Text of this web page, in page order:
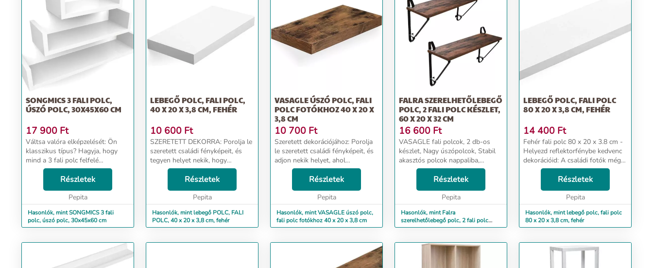
SONGMICS 3 FALI POLC,
ÚSZÓ POLC, 30X45X60 CM
17 900 Ft
Váltsa valóra elképzelését: Ön
klasszikus típus? Hagyja, hogy
mind a 3 fali polc felfelé
lebegjen. Szeret kreatív
lenni? Engedje szabadjára
fantáziáját úgy, hogy felfelé és
fejjel lefelé, egyedi és ...
Részletek
Pepita
Hasonlók, mint SONGMICS 3 fali
polc, úszó polc, 30x45x60 cm
LEBEGŐ POLC, FALI POLC,
40 X 20 X 3,8 CM, FEHÉR
10 600 Ft
SZERETETT DEKORRA: Porolja le
szeretett családi fényképeit, és
tegyen helyet nekik, hogy
ragyogjanak ezen az úszó fali
polcon. 40 cm hosszúságban és
10-15 kg-ig is képes tárolni
kedvenc könyveit, de...
Részletek
Pepita
Hasonlók, mint lebegő POLC, FALI
POLC, 40 x 20 x 3,8 cm, fehér
VASAGLE ÚSZÓ POLC, FALI
POLC FOTÓKHOZ 40 X 20 X
3,8 CM
10 700 Ft
Szeretett dekorációjához: Porolja
le szeretett családi fényképeit, és
adjon nekik helyet, ahol
ragyoghatnak ezen az úszó fali
polcon. 40 cm hosszúságban és
akár 10-15 kg megtartására is
Részletek
Pepita
Hasonlók, mint VASAGLE úszó polc,
fali polc fotókhoz 40 x 20 x 3,8 cm
FALRA SZERELHETŐLEBEGŐ
POLC, 2 FALI POLC KÉSZLET,
60 X 20 X 32 CM
16 600 Ft
VASAGLE fali polcok, 2 db-os
készlet, Nagy úszópolcok, Stabil
akasztós polcok nappaliba,
hálószobába, előszobába, 60 x 20
x 33 cm, ipari stílus, rusztikus
barna és fekete - Szín: rusztikus
Részletek
Pepita
Hasonlók, mint Falra
szerelhetőlebegő polc, 2 fali polc
készlet, 60 x 20 x 32 cm
LEBEGŐ POLC, FALI POLC
80 X 20 X 3,8 CM, FEHÉR
14 400 Ft
Fehér fali polc 80 x 20 x 3.8 cm -
Helyezd reflektorfénybe kedvenc
dekorációid: A családi fotók még
mindig a fiók legmélyén
szunnyadnak? Ideje előbányászni
őket, hogy tiszteletbeli helyet
Részletek
Pepita
Hasonlók, mint lebegő polc, fali polc
80 x 20 x 3,8 cm, fehér